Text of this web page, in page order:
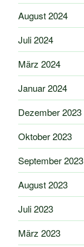
August 2024
Juli 2024
März 2024
Januar 2024
Dezember 2023
Oktober 2023
September 2023
August 2023
Juli 2023
März 2023